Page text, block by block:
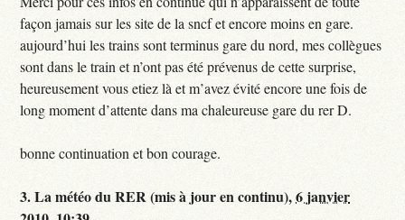
façon jamais sur les site de la sncf et encore moins en gare.
aujourd’hui les trains sont terminus gare du nord, mes collègues
sont dans le train et n’ont pas été prévenus de cette surprise,
heureusement vous etiez là et m’avez évité encore une fois de
long moment d’attente dans ma chaleureuse gare du rer D.
bonne continuation et bon courage.
3.La météo du RER (mis à jour en continu),6 janvier